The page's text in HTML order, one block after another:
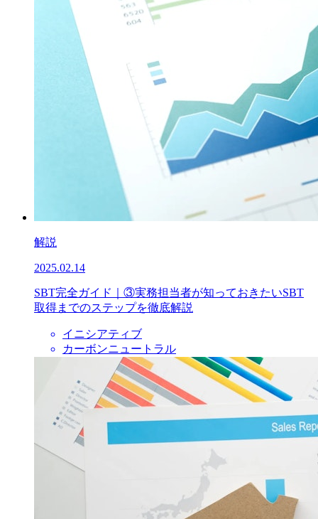
解説
2025.02.14
SBT完全ガイド｜③実務担当者が知っておきたいSBT
取得までのステップを徹底解説
イニシアティブ
カーボンニュートラル